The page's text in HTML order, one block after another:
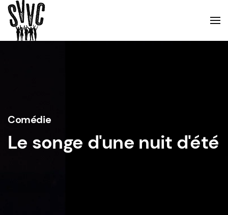
Comédie
Le songe d'une nuit d'été